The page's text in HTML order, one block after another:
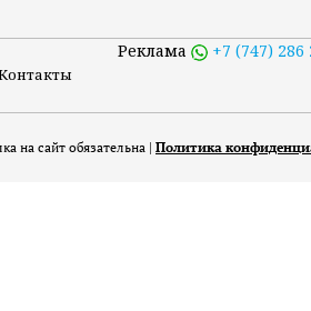
Реклама +7 (747) 286
на сайт обязательна | Политика